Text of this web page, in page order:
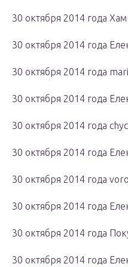
30 октября 2014 года
30 октября 2014 года
30 октября 2014 года
30 октября 2014 года
30 октября 2014 года
30 октября 2014 года
30 октября 2014 года
30 октября 2014 года
30 октября 2014 года
30 октября 2014 года